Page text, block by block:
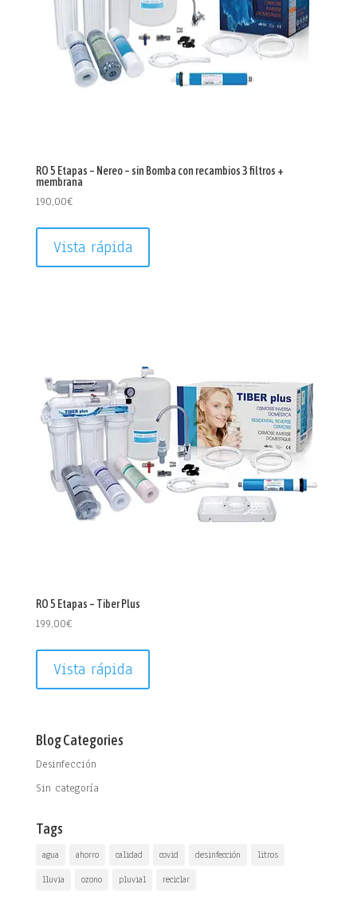
RO 5 Etapas – Nereo – sin Bomba con recambios 3 filtros +
membrana
190,00€
Vista rápida
RO 5 Etapas – Tiber Plus
199,00€
Vista rápida
Blog Categories
Desinfección
Sin categoría
Tags
agua ahorro calidad covid desinfección
litros
lluvia
ozono pluvial reciclar